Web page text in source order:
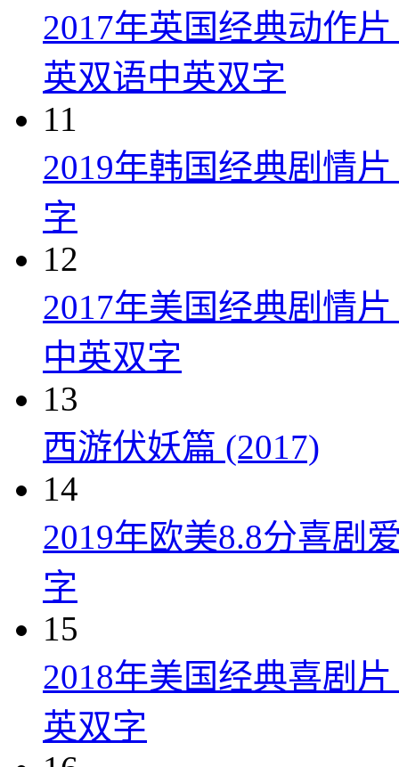
2017年英国经典动作
英双语中英双字
11
2019年韩国经典剧情
字
12
2017年美国经典剧情
中英双字
13
西游伏妖篇 (2017)
14
2019年欧美8.8分喜剧
字
15
2018年美国经典喜剧
英双字